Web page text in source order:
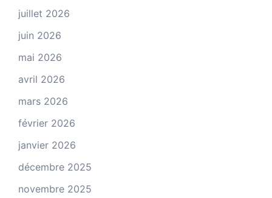
juillet 2026
juin 2026
mai 2026
avril 2026
mars 2026
février 2026
janvier 2026
décembre 2025
novembre 2025